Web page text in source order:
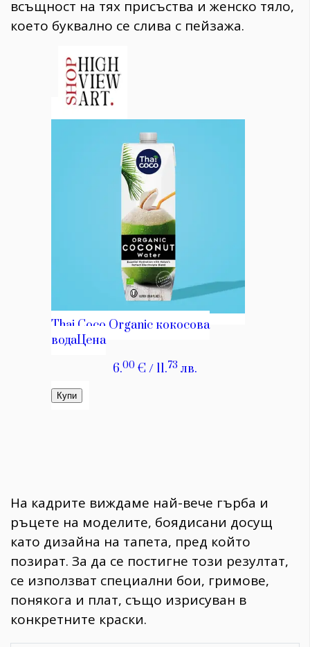
всъщност на тях присъства и женско тяло,
което буквално се слива с пейзажа.
На кадрите виждаме най-вече гърба и
ръцете на моделите, боядисани досущ
като дизайна на тапета, пред който
позират. За да се постигне този резултат,
се използват специални бои, гримове,
понякога и плат, също изрисуван в
конкретните краски.